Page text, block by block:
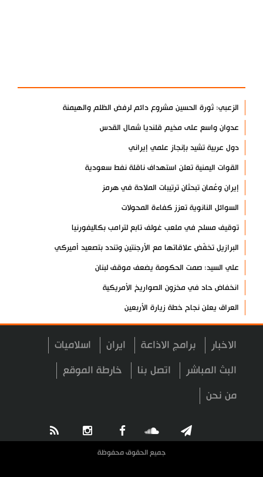
الزعبي: ثورة الحسين مشروع دائم لرفض الظلم والهيمنة
عدوان واسع على مخيم قلنديا شمال القدس
دول عربية تشيد بإنجاز علمي إيراني
القوات اليمنية تعلن استهداف ناقلة نفط سعودية
إيران وعُمان تبحثان ترتيبات الملاحة في هرمز
السوائل النانوية تعزز كفاءة المحولات
توقيف مسلح في ملعب غولف تابع لترامب بكاليفورنيا
البرازيل تخفّض علاقاتها مع الأرجنتين وتندد بتصعيد أميركي
علي السيد: صمت الحكومة يضعف موقف لبنان
انخفاض حاد في مخزون الصواريخ الأمريكية
العراق يعلن نجاح خطة زيارة الأربعين
رضائي: إيران جاهزة للدفاع عن سيادتها
رئيس بلدية طهران يلتقي مع متولي العتبة الحسينية ومحافظ كربلاء
تقرير مصور.. مراسم عزاء الأربعين بجوار مكان استشهاد الإمام
فريق طبي إيراني ينقذ حياة طفل عراقي بأعجوبة+ فيديو
الشيخ قاسم: المقاومة مستمرة ما دام الاحتلال موجودا
حمادة: إيران تشكل لاعبا رئيسا على خارطة العالم
الاخبار برامج الاذاعة ايران اسلاميات
البث المباشر اتصل بنا خارطة الموقع
من نحن
جميع الحقوق محفوظة